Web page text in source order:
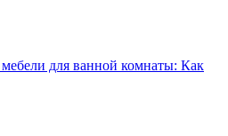
для ванной комнаты: Как